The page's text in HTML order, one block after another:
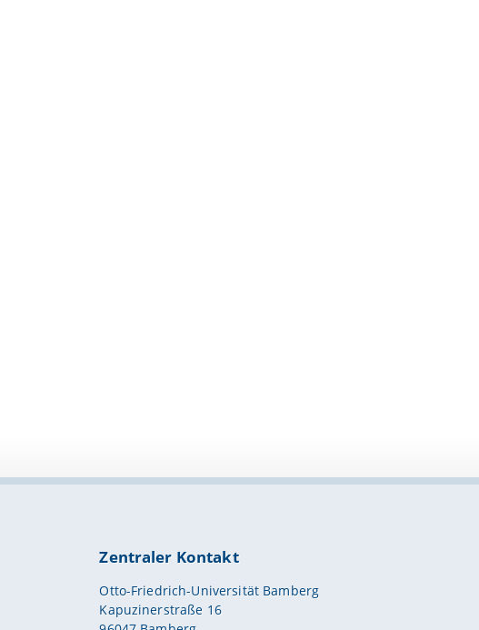
Zentraler Kontakt
Otto-Friedrich-Universität Bamberg
Kapuzinerstraße 16